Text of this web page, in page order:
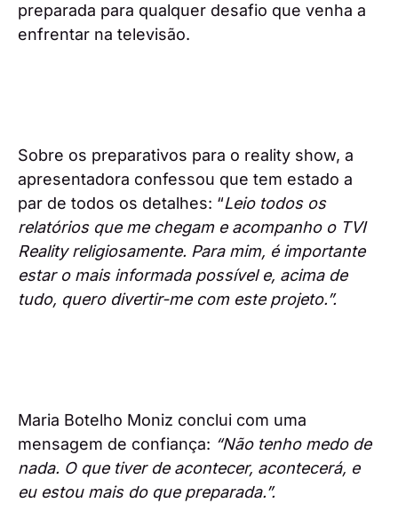
preparada para qualquer desafio que venha a
enfrentar na televisão.
Sobre os preparativos para o reality show, a
apresentadora confessou que tem estado a
par de todos os detalhes: “Leio todos os
relatórios que me chegam e acompanho o TVI
Reality religiosamente. Para mim, é importante
estar o mais informada possível e, acima de
tudo, quero divertir-me com este projeto.”.
Maria Botelho Moniz conclui com uma
mensagem de confiança: “Não tenho medo de
nada. O que tiver de acontecer, acontecerá, e
eu estou mais do que preparada.”.